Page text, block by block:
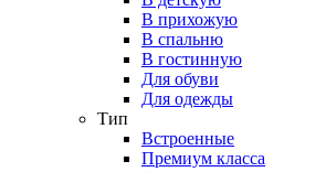
В прихожую
В спальню
В гостинную
Для обуви
Для одежды
Тип
Встроенные
Премиум класса